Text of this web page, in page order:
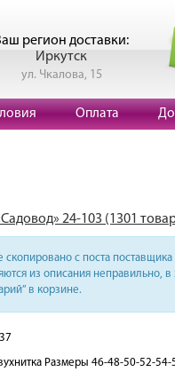
регион доставки:
Иркутск
ул. Чкалова, 15
Оплата
24-103 (1301
с поста
из описания неправильно,
в корзине.
Размеры 46-48-50-52-